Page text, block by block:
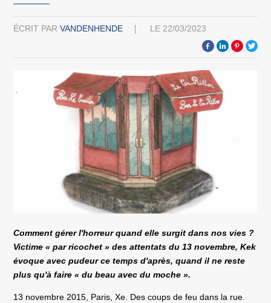
ÉCRIT PAR VANDENHENDE LE 22/03/2023
Comment gérer l'horreur quand elle surgit dans nos vies ?
Victime « par ricochet » des attentats du 13 novembre, Kek
évoque avec pudeur ce temps d'après, quand il ne reste
plus qu'à faire « du beau avec du moche ».
13 novembre 2015, Paris, Xe. Des coups de feu dans la rue.